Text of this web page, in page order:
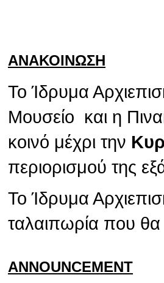
ΑΝΑΚΟΙΝΩΣΗ
Το Ίδρυμα
Μουσείο και η
κοινό μέχρι την
περιορισμού της
Το Ίδρυμα
ταλαιπωρία που θα
ANNOUNCEMENT